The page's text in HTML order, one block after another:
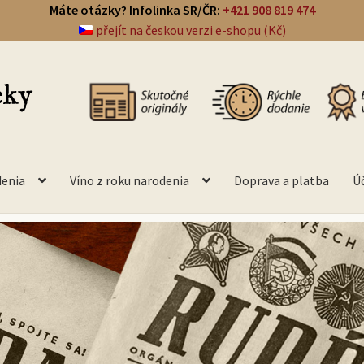
Máte otázky? Infolinka SR/ČR: +421 908 819 474
přejít na českou verzi e-shopu (Kč)
Víno z roku narodenia Doprava a platba